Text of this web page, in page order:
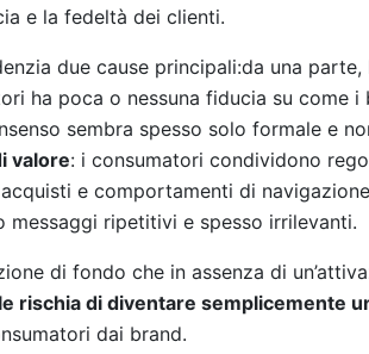
e la fedeltà dei clienti.
due cause principali:da una parte,
ha poca o nessuna fiducia su come
sembra spesso solo formale e
valore: i consumatori condividono
e comportamenti di
messaggi ripetitivi e spesso irrilevanti.
di fondo che in assenza di
rischia di diventare semplicemente
dai brand.